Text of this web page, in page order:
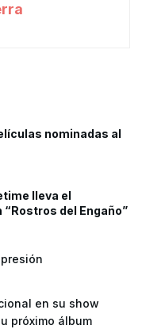
nominadas al
lleva el
del Engaño”
en su show
próximo álbum